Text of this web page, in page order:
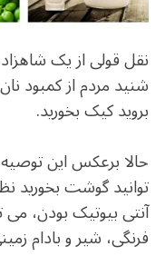
نقل قولی از یک
شنید مردم از کمبود
بروید کیک بخورید.
حالا برعکس این
توانید گوشت بخورید
آنتی بیوتیک بودن، می
فرنگی، شیر و بادام